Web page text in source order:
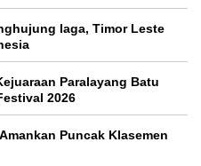
laga, Timor Leste
Paralayang Batu
2026
Puncak Klasemen